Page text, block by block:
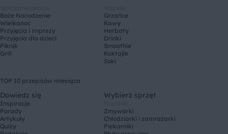
Boże Narodzenie
Wielkanoc
Przyjęcia i imprezy
Przyjęcia dla dzieci
Piknik
Grill
Grzańce
Kawy
Herbaty
Drinki
Smoothie
Koktajle
Soki
TOP 10 przepisów miesiąca
Dowiedz się
Inspiracje
Porady
Artykuły
Quizy
Wybierz sprzęt
Zmywarki
Chłodziarki i zamrażarki
Piekarniki